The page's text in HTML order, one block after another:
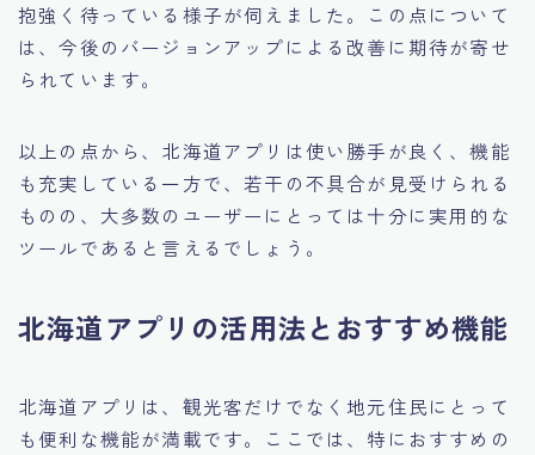
抱強く待っている様子が伺えました。この点について
は、今後のバージョンアップによる改善に期待が寄せ
られています。
以上の点から、北海道アプリは使い勝手が良く、機能
も充実している一方で、若干の不具合が見受けられる
ものの、大多数のユーザーにとっては十分に実用的な
ツールであると言えるでしょう。
北海道アプリの活用法とおすすめ機能
北海道アプリは、観光客だけでなく地元住民にとって
も便利な機能が満載です。ここでは、特におすすめの